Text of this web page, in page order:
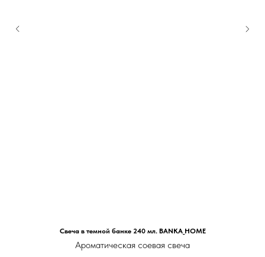
Свеча в темной банке 240 мл. BANKA_HOME
Ароматическая соевая свеча